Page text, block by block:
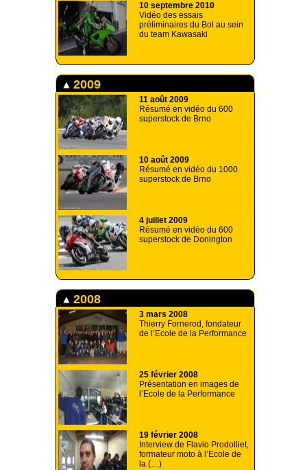
10 septembre 2010
Vidéo des essais
préliminaires du Bol au sein
du team Kawasaki
2009
11 août 2009
Résumé en vidéo du 600
superstock de Brno
10 août 2009
Résumé en vidéo du 1000
superstock de Brno
4 juillet 2009
Résumé en vidéo du 600
superstock de Donington
2008
3 mars 2008
Thierry Fornerod, fondateur
de l’Ecole de la Performance
25 février 2008
Présentation en images de
l’Ecole de la Performance
19 février 2008
Interview de Flavio Prodolliet,
formateur moto à l’Ecole de
la (…)